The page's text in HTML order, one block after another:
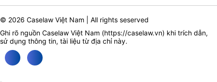
© 2026 Caselaw Việt Nam | All rights seserved
Ghi rõ nguồn Caselaw Việt Nam (https://caselaw.vn) khi trích dẫn,
sử dụng thông tin, tài liệu từ địa chỉ này.